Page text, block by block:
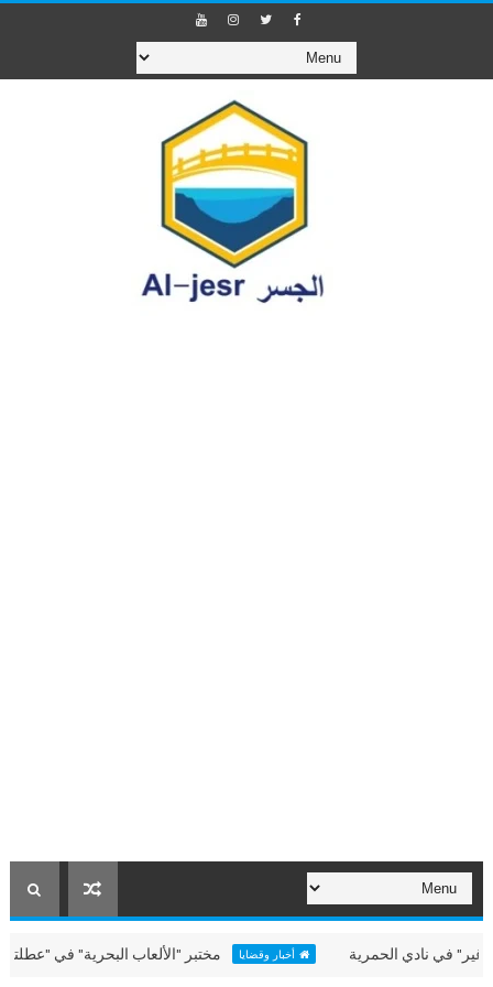
نادي الحمرية أخبار وقضايا مختبر "الألعاب البحرية" في "عطلتنا غير"